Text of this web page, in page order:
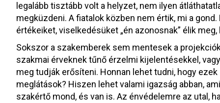
legalább tisztább volt a helyzet, nem ilyen
megküzdeni. A fiatalok közben nem értik, mi a
értékeiket, viselkedésüket „én azonosnak” élik
Sokszor a szakemberek sem mentesek a
szakmai érveknek tűnő érzelmi kijelentésekkel,
meg tudják erősíteni. Honnan lehet tudni, hogy
meglátások? Hiszen lehet valami igazság abban,
szakértő mond, és van is. Az énvédelemre az utal,